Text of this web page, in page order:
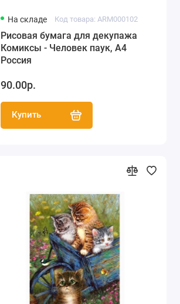
На складе Код товара: ARM000102
Рисовая бумага для декупажа
Комиксы - Человек паук, А4
Россия
90.00р.
Купить